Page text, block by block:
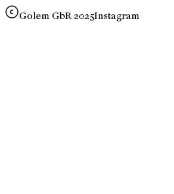
Golem GbR 2025Instagram